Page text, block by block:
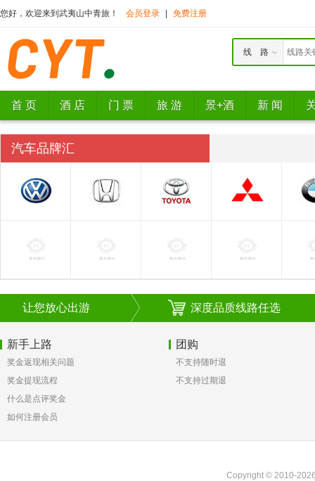
您好，欢迎来到武夷山中青旅！ 会员登录 免费注册
线 路
首 页 酒 店 门 票 旅 游 景+酒 新 闻
汽车品牌汇
让您放心出游 深度品质线路任选
新手上路
奖金返现相关问题
奖金提现流程
什么是点评奖金
如何注册会员
团购
不支持随时退
不支持过期退
Copyright © 2010-